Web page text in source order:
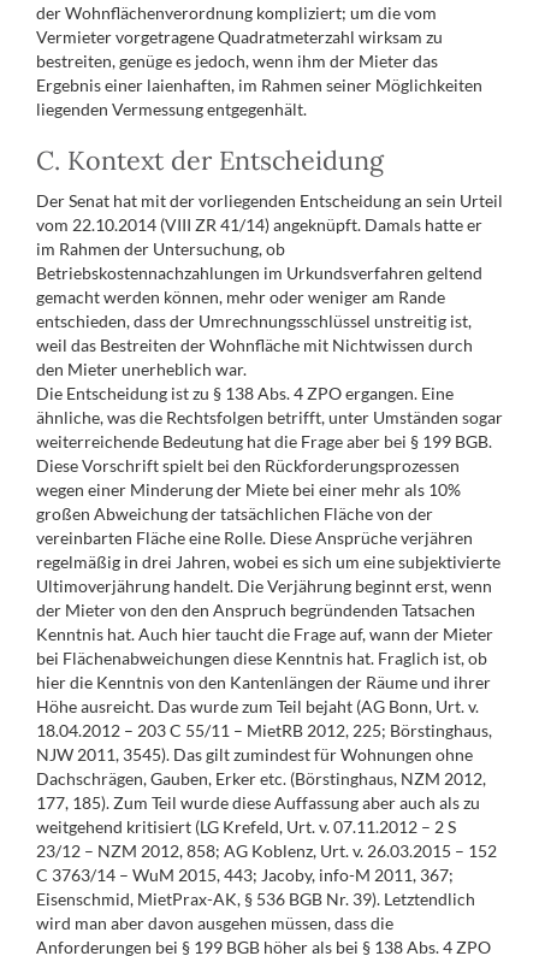
der Wohnflächenverordnung kompliziert; um die vom
Vermieter vorgetragene Quadratmeterzahl wirksam zu
bestreiten, genüge es jedoch, wenn ihm der Mieter das
Ergebnis einer laienhaften, im Rahmen seiner Möglichkeiten
liegenden Vermessung entgegenhält.
C. Kontext der Entscheidung
Der Senat hat mit der vorliegenden Entscheidung an sein Urteil
vom 22.10.2014 (VIII ZR 41/14) angeknüpft. Damals hatte er
im Rahmen der Untersuchung, ob
Betriebskostennachzahlungen im Urkundsverfahren geltend
gemacht werden können, mehr oder weniger am Rande
entschieden, dass der Umrechnungsschlüssel unstreitig ist,
weil das Bestreiten der Wohnfläche mit Nichtwissen durch
den Mieter unerheblich war.
Die Entscheidung ist zu § 138 Abs. 4 ZPO ergangen. Eine
ähnliche, was die Rechtsfolgen betrifft, unter Umständen sogar
weiterreichende Bedeutung hat die Frage aber bei § 199 BGB.
Diese Vorschrift spielt bei den Rückforderungsprozessen
wegen einer Minderung der Miete bei einer mehr als 10%
großen Abweichung der tatsächlichen Fläche von der
vereinbarten Fläche eine Rolle. Diese Ansprüche verjähren
regelmäßig in drei Jahren, wobei es sich um eine subjektivierte
Ultimoverjährung handelt. Die Verjährung beginnt erst, wenn
der Mieter von den den Anspruch begründenden Tatsachen
Kenntnis hat. Auch hier taucht die Frage auf, wann der Mieter
bei Flächenabweichungen diese Kenntnis hat. Fraglich ist, ob
hier die Kenntnis von den Kantenlängen der Räume und ihrer
Höhe ausreicht. Das wurde zum Teil bejaht (AG Bonn, Urt. v.
18.04.2012 – 203 C 55/11 – MietRB 2012, 225; Börstinghaus,
NJW 2011, 3545). Das gilt zumindest für Wohnungen ohne
Dachschrägen, Gauben, Erker etc. (Börstinghaus, NZM 2012,
177, 185). Zum Teil wurde diese Auffassung aber auch als zu
weitgehend kritisiert (LG Krefeld, Urt. v. 07.11.2012 – 2 S
23/12 – NZM 2012, 858; AG Koblenz, Urt. v. 26.03.2015 – 152
C 3763/14 – WuM 2015, 443; Jacoby, info-M 2011, 367;
Eisenschmid, MietPrax-AK, § 536 BGB Nr. 39). Letztendlich
wird man aber davon ausgehen müssen, dass die
Anforderungen bei § 199 BGB höher als bei § 138 Abs. 4 ZPO